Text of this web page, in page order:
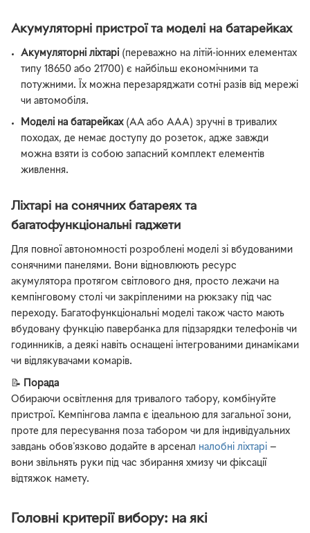
Акумуляторні пристрої та моделі на батарейках
Акумуляторні ліхтарі
(переважно на літій-іонних елементах
типу 18650 або 21700) є найбільш економічними та
потужними. Їх можна перезаряджати сотні разів від мережі
чи автомобіля.
Моделі на батарейках(AA або AAA) зручні в тривалих
походах, де немає доступу до розеток, адже завжди
можна взяти із собою запасний комплект елементів
живлення.
Ліхтарі на сонячних батареях та
багатофункціональні гаджети
Для повної автономності розроблені моделі зі вбудованими
сонячними панелями. Вони відновлюють ресурс
акумулятора протягом світлового дня, просто лежачи на
кемпінговому столі чи закріпленими на рюкзаку під час
переходу. Багатофункціональні моделі також часто мають
вбудовану функцію павербанка для підзарядки телефонів чи
годинників, а деякі навіть оснащені інтегрованими динаміками
чи відлякувачами комарів.
📝
Порада
Обираючи освітлення для тривалого табору, комбінуйте
пристрої. Кемпінгова лампа є ідеальною для загальної зони,
проте для пересування поза табором чи для індивідуальних
завдань обов'язково додайте в арсенал налобні ліхтарі —
вони звільнять руки під час збирання хмизу чи фіксації
відтяжок намету.
Головні критерії вибору: на які